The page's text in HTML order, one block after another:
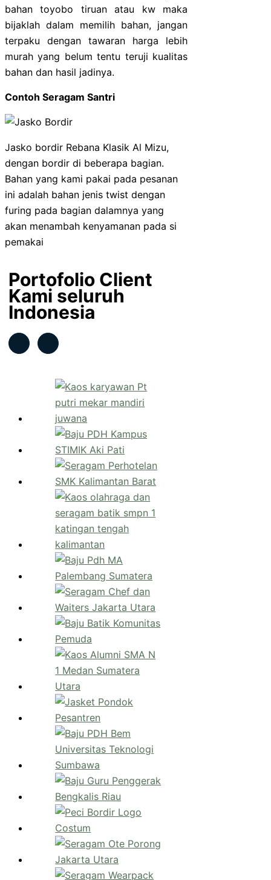
bahan toyobo tiruan atau kw maka
bijaklah dalam memilih bahan, jangan
terpaku dengan tawaran harga lebih
murah yang belum tentu teruji kualitas
bahan dan hasil jadinya.
Contoh Seragam Santri
Jasko bordir Rebana Klasik Al Mizu,
dengan bordir di beberapa bagian.
Bahan yang kami pakai pada pesanan
ini adalah bahan jenis twist dengan
furing pada bagian dalamnya yang
akan menambah kenyamanan pada si
pemakai
Portofolio Client
Kami seluruh
Indonesia